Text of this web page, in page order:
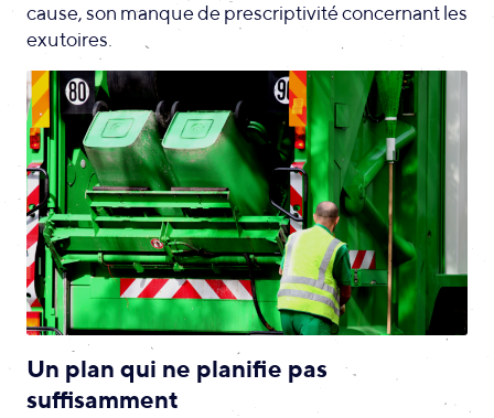
cause, son manque de prescriptivité concernant les
exutoires.
Un plan qui ne planifie pas
suffisamment